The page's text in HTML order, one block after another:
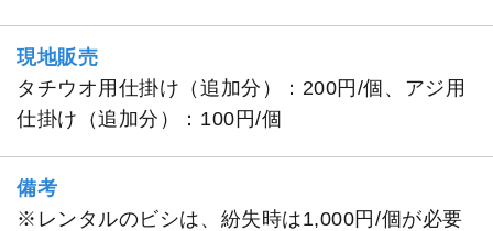
現地販売
タチウオ用仕掛け（追加分）：200円/個、アジ用
仕掛け（追加分）：100円/個
備考
※レンタルのビシは、紛失時は1,000円/個が必要